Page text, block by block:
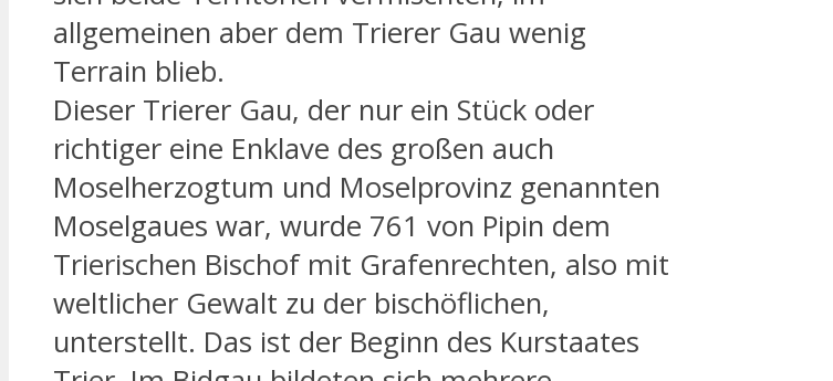
allgemeinen aber dem Trierer Gau wenig
Terrain blieb.
Dieser Trierer Gau, der nur ein Stück oder
richtiger eine Enklave des großen auch
Moselherzogtum und Moselprovinz genannten
Moselgaues war, wurde 761 von Pipin dem
Trierischen Bischof mit Grafenrechten, also mit
weltlicher Gewalt zu der bischöflichen,
unterstellt. Das ist der Beginn des Kurstaates